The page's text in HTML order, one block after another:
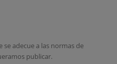
adecue a las normas de
publicar.